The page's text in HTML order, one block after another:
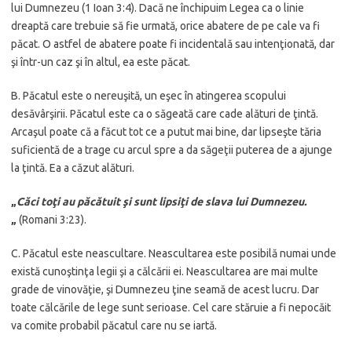
lui Dumnezeu (1 Ioan 3:4). Dacă ne închipuim Legea ca o linie
dreaptă care trebuie să fie urmată, orice abatere de pe cale va fi
păcat. O astfel de abatere poate fi incidentală sau intenţionată, dar
şi într-un caz şi în altul, ea este păcat.
B. Păcatul este o nereuşită, un eşec în atingerea scopului
desăvârşirii. Păcatul este ca o săgeată care cade alături de ţintă.
Arcaşul poate că a făcut tot ce a putut mai bine, dar lipseşte tăria
suficientă de a trage cu arcul spre a da săgeţii puterea de a ajunge
la ţintă. Ea a căzut alături.
„Căci toţi au păcătuit şi sunt lipsiţi de slava lui Dumnezeu.
„ (Romani 3:23).
C. Păcatul este neascultare. Neascultarea este posibilă numai unde
există cunoştinţa legii şi a călcării ei. Neascultarea are mai multe
grade de vinovăţie, şi Dumnezeu ţine seamă de acest lucru. Dar
toate călcările de lege sunt serioase. Cel care stăruie a fi nepocăit
va comite probabil păcatul care nu se iartă.